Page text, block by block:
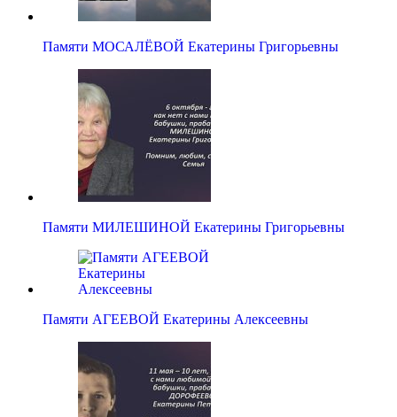
Памяти МОСАЛЁВОЙ Екатерины Григорьевны
Памяти МИЛЕШИНОЙ Екатерины Григорьевны
Памяти АГЕЕВОЙ Екатерины Алексеевны